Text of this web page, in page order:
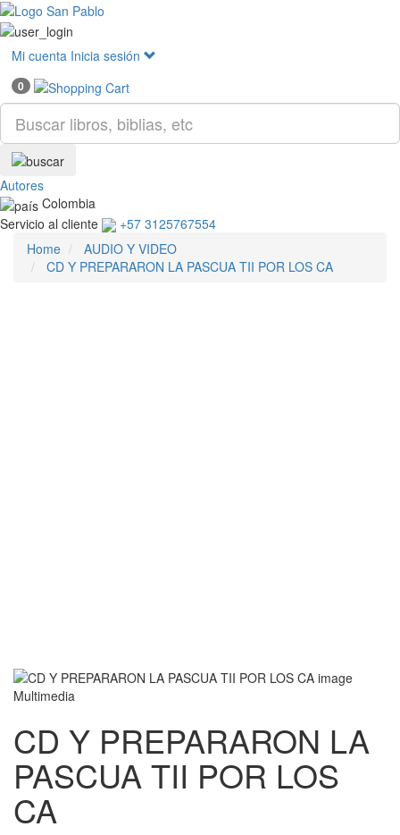
Mi cuenta Inicia sesión
0
Autores
Colombia
Servicio al cliente
+57 3125767554
Home
AUDIO Y VIDEO
CD Y PREPARARON LA PASCUA TII POR LOS CA
Multimedia
CD Y PREPARARON LA
PASCUA TII POR LOS
CA